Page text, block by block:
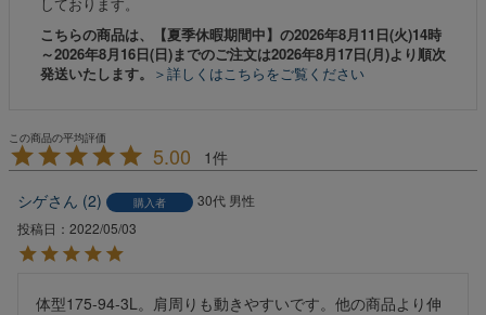
こちらの商品は、【夏季休暇期間中】の2026年8月11日(火)14時
～2026年8月16日(日)までのご注文は2026年8月17日(月)より順次
発送いたします。
＞詳しくはこちらをご覧ください
5.00
1
シゲ
2 購入者 30代 男性
投稿日
2022/05/03
体型175-94-3L。肩周りも動きやすいです。他の商品より伸